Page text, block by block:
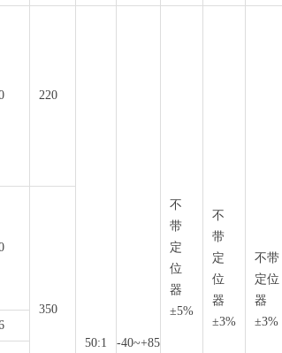
220
50:1 -40~+85
不
带
定
位
器
±5%
不
带
定
位
器
±3%
不带
定位
器
±3%
350